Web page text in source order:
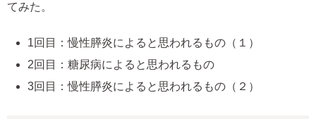
てみた。
1回目：慢性膵炎によると思われるもの（１）
2回目：糖尿病によると思われるもの
3回目：慢性膵炎によると思われるもの（２）